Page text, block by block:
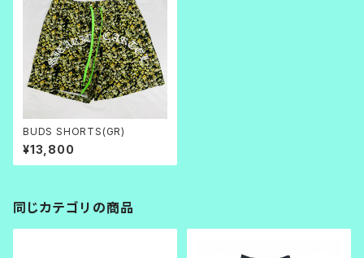
BUDS SHORTS(GR)
¥13,800
同じカテゴリの商品